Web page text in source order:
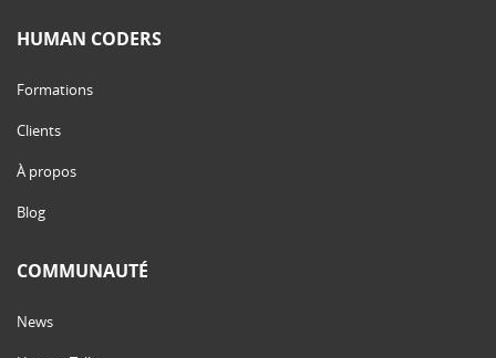
HUMAN CODERS
Formations
Clients
À propos
Blog
COMMUNAUTÉ
News